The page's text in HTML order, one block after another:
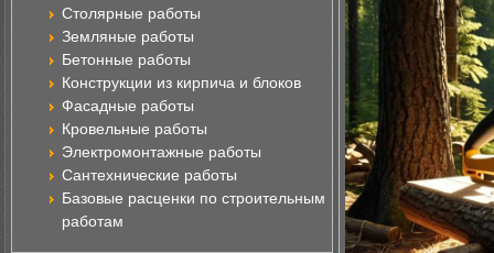
Столярные работы
Земляные работы
Бетонные работы
Конструкции из кирпича и блоков
Фасадные работы
Кровельные работы
Электромонтажные работы
Сантехнические работы
Базовые расценки по строительным
работам